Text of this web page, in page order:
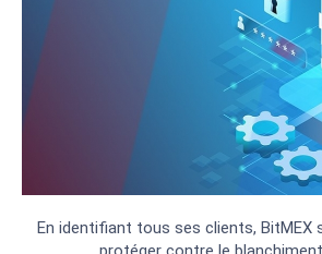
En identifiant tous ses clients, BitMEX